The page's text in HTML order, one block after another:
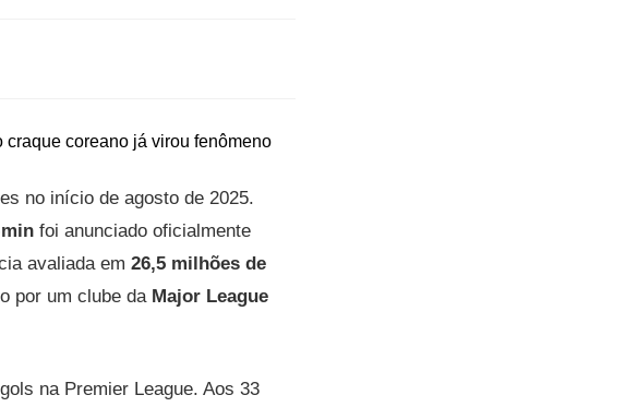
no início de agosto de 2025.
foi anunciado oficialmente
avaliada em26,5 milhões de
por um clube da Major League
na Premier League. Aos 33